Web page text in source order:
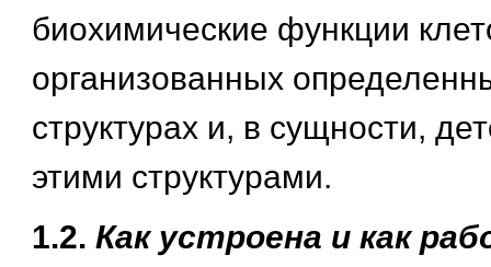
биохимические функции
организованных
структурах и, в сущности,
этими структурами.
1.2. Как устроена и как